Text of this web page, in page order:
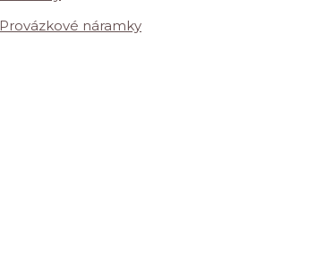
Provázkové náramky